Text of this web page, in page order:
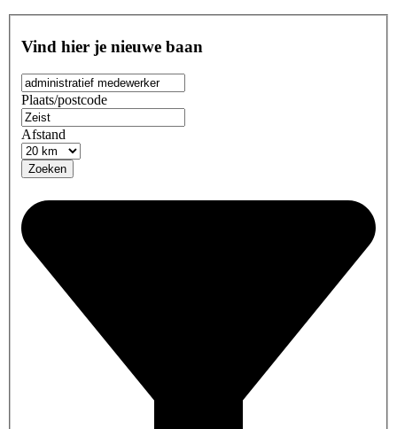
Vind hier je nieuwe baan
Plaats/postcode
Afstand
Zoeken